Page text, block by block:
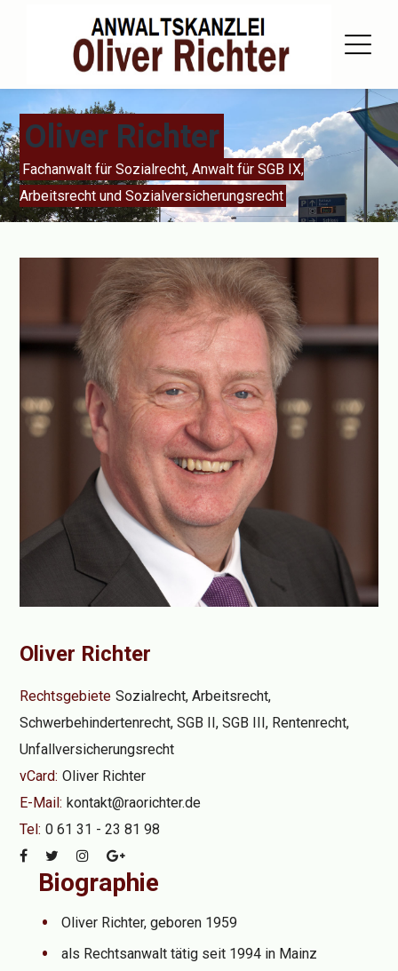
Oliver Richter
Fachanwalt für Sozialrecht, Anwalt für SGB IX,
Arbeitsrecht und Sozialversicherungsrecht
Oliver Richter
Rechtsgebiete Sozialrecht,Arbeitsrecht,
Schwerbehindertenrecht,SGB II, SGB III, Rentenrecht,
Unfallversicherungsrecht
vCard: Oliver Richter
E-Mail: kontakt@raorichter.de
Tel: 0 61 31 - 23 81 98
Biographie
Oliver Richter, geboren 1959
als Rechtsanwalt tätig seit 1994 in Mainz